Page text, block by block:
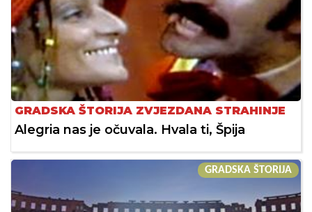
GRADSKA ŠTORIJA ZVJEZDANA STRAHINJE
Alegria nas je očuvala. Hvala ti, Špija
GRADSKA ŠTORIJA